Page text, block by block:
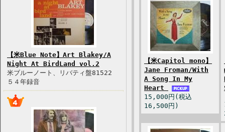
【米Blue Note】Art Blakey/A
Night At BirdLand vol.2
米ブルーノート、リバティ盤81522
５４年録音
【米Capitol mono】
Jane Froman/With
A Song In My
Heart
15,000円(税込
16,500円)